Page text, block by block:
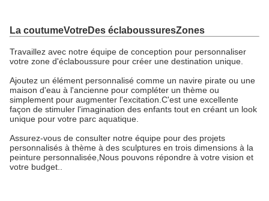
La coutumeVotreDes éclaboussuresZones
Travaillez avec notre équipe de conception pour personnaliser
votre zone d'éclaboussure pour créer une destination unique.
Ajoutez un élément personnalisé comme un navire pirate ou une
maison d'eau à l'ancienne pour compléter un thème ou
simplement pour augmenter l'excitation.C'est une excellente
façon de stimuler l'imagination des enfants tout en créant un look
unique pour votre parc aquatique.
Assurez-vous de consulter notre équipe pour des projets
personnalisés à thème à des sculptures en trois dimensions à la
peinture personnalisée,Nous pouvons répondre à votre vision et
votre budget..